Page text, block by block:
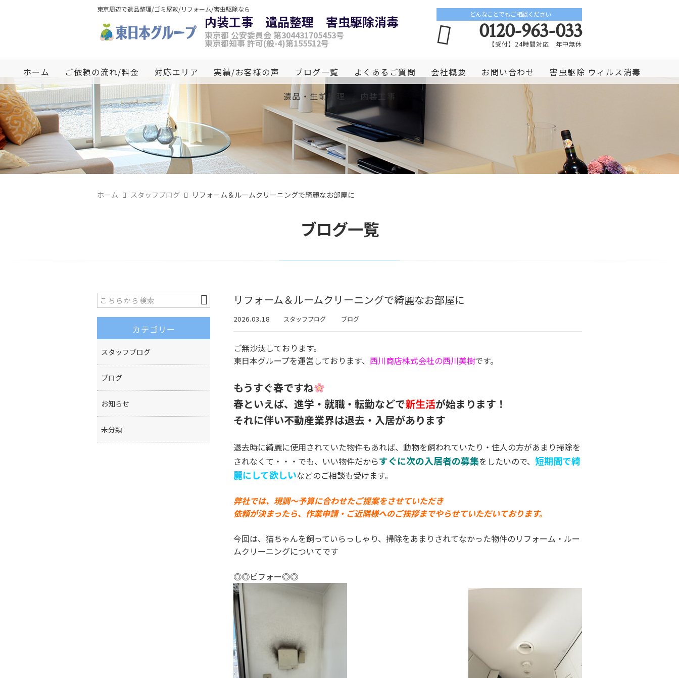
東京周辺で遺品整理/ゴミ屋敷/リフォーム/害虫駆除なら
内装工事 遺品整理 害虫駆除消毒
東京都 公安委員会 第304431705453号
東京都知事 許可(般-4)第155512号
どんなことでもご相談ください
0120-963-033
【受付】24時間対応 年中無休
ホーム ご依頼の流れ/料金 対応エリア 実績/お客様の声 ブログ一覧 よくあるご質問 会社概要 お問い合わせ
害虫駆除 ウィルス消毒
遺品・生前整理
内装工事
ホーム スタッフブログ リフォーム＆ルームクリーニングで綺麗なお部屋に
ブログ一覧
リフォーム＆ルームクリーニングで綺麗なお部屋に
2026.03.18 スタッフブログ ブログ
ご無沙汰しております。
東日本グループを運営しております、 西川商店株式会社の西川美樹です。
もうすぐ春ですね
春といえば、進学・就職・転勤などで新生活が始まります！
それに伴い不動産業界は退去・入居があります
退去時に綺麗に使用されていた物件もあれば、動物を飼われていたり・住人の方があまり掃除を
されなくて・・・でも、いい物件だからすぐに次の入居者の募集をしたいので、 短期間で綺
麗にして欲しいなどのご相談も受けます。
弊社では、現調～予算に合わせたご提案をさせていただき
依頼が決まったら、作業申請・ご近隣様へのご挨拶までやらせていただいております。
今回は、猫ちゃんを飼っていらっしゃり、掃除をあまりされてなかった物件のリフォーム・ルー
ムクリーニングについてです
◎◎ビフォー◎◎
カテゴリー
スタッフブログ
ブログ
お知らせ
未分類